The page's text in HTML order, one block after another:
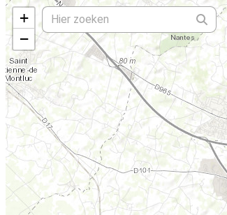
+
−